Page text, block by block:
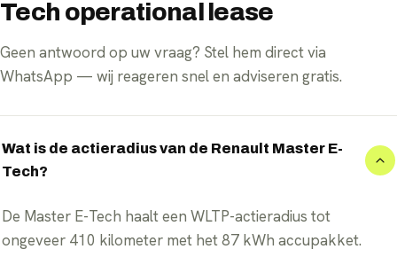
Tech operational lease
Geen antwoord op uw vraag? Stel hem direct via
WhatsApp — wij reageren snel en adviseren gratis.
Wat is de actieradius van de Renault Master E-
Tech?
De Master E-Tech haalt een WLTP-actieradius tot
ongeveer 410 kilometer met het 87 kWh accupakket.